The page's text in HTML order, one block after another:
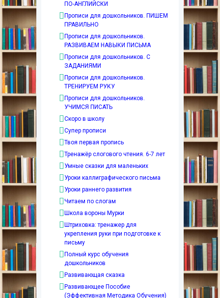
ПО-АНГЛИЙСКИ
Прописи для дошкольников. ПИШЕМ
ПРАВИЛЬНО
Прописи для дошкольников.
РАЗВИВАЕМ НАВЫКИ ПИСЬМА
Прописи для дошкольников. С
ЗАДАНИЯМИ
Прописи для дошкольников.
ТРЕНИРУЕМ РУКУ
Прописи для дошкольников.
УЧИМСЯ ПИСАТЬ
Скоро в школу
Супер прописи
Твоя первая пропись
Тренажёр слогового чтения. 6-7 лет
Умные сказки для маленьких
Уроки каллиграфического письма
Уроки раннего развития
Читаем по слогам
Школа вороны Мурки
Штриховка: тренажер для
укрепления руки при подготовке к
письму
Полный курс обучения
дошкольников
Развивающая сказка
Развивающее Пособие
(Эффективная Методика Обучения)